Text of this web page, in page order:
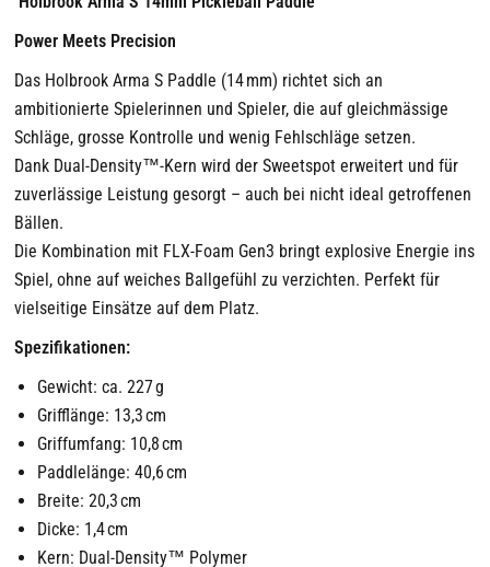
Power Meets Precision
Das Holbrook Arma S Paddle (14 mm) richtet sich an
ambitionierte Spielerinnen und Spieler, die auf gleichmässige
Schläge, grosse Kontrolle und wenig Fehlschläge setzen.
Dank Dual-Density™-Kern wird der Sweetspot erweitert und für
zuverlässige Leistung gesorgt – auch bei nicht ideal getroffenen
Bällen.
Die Kombination mit FLX-Foam Gen3 bringt explosive Energie ins
Spiel, ohne auf weiches Ballgefühl zu verzichten. Perfekt für
vielseitige Einsätze auf dem Platz.
Spezifikationen:
Gewicht: ca. 227 g
Grifflänge: 13,3 cm
Griffumfang: 10,8 cm
Paddlelänge: 40,6 cm
Breite: 20,3 cm
Dicke: 1,4 cm
Kern: Dual-Density™ Polymer